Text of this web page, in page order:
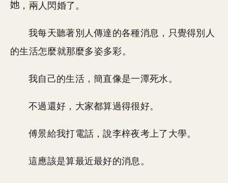
，兩人閃婚了。
我每天聽著別人傳達的各種消息，只覺得別人
的生活怎麼就那麼多姿多彩。
我自己的生活，簡直像是一潭死水。
不過還好，大家都算過得很好。
傅景給我打電話，說李梓夜考上了大學。
這應該是算最近最好的消息。